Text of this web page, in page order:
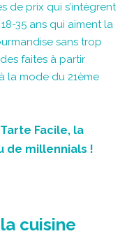
de prix qui s’intègrent
35 ans qui aiment la
sans trop
faites à partir
la mode du 21ème
Facile, la
de millennials !
cuisine